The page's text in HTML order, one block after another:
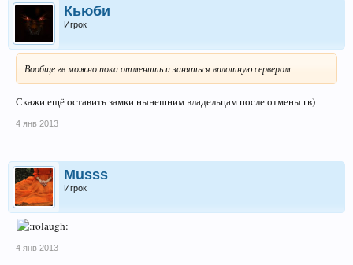
Кьюби
Игрок
Вообще гв можно пока отменить и заняться вплотную сервером
Скажи ещё оставить замки нынешним владельцам после отмены гв)
4 янв 2013
Musss
Игрок
4 янв 2013